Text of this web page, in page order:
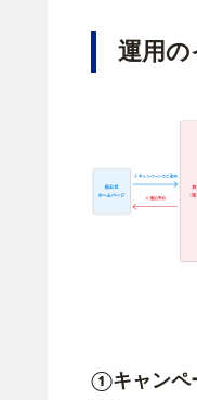
運用の
①キャンペ